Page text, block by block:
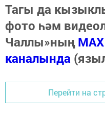
Тагы да
фото һәм
Чаллы»ныңMAX
каналында
Перейти на